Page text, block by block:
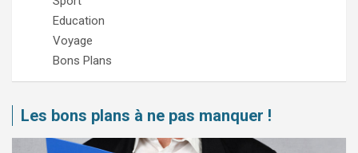
Education
Voyage
Bons Plans
Les bons plans à ne pas manquer !